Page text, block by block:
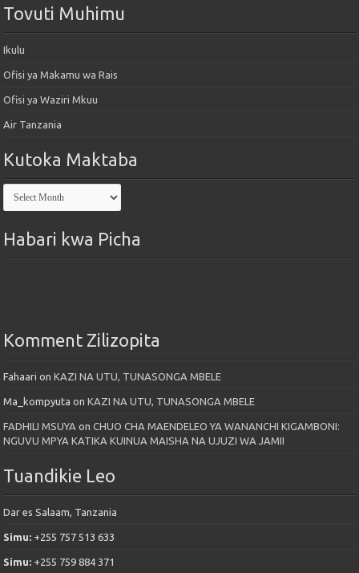
Tovuti Muhimu
Ikulu
Ofisi ya Makamu wa Rais
Ofisi ya Waziri Mkuu
Air Tanzania
Kutoka Maktaba
Kutoka
Maktaba
Habari kwa Picha
Komment Zilizopita
Fahaari onKAZI NA UTU, TUNASONGA MBELE
Ma_kompyuta onKAZI NA UTU, TUNASONGA MBELE
FADHILI MSUYA onCHUO CHA MAENDELEO YA WANANCHI KIGAMBONI:
NGUVU MPYA KATIKA KUINUA MAISHA NA UJUZI WA JAMII
Tuandikie Leo
Dar es Salaam, Tanzania
Simu: +255 757 513 633
Simu: +255 759 884 371